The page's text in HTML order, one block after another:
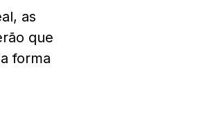
as
que
forma